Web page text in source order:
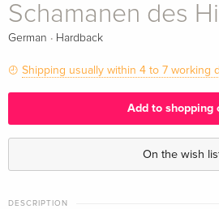
Schamanen des
German · Hardback
Shipping usually within 4 to 7 working
Add to shopping
On the wish
DESCRIPTION